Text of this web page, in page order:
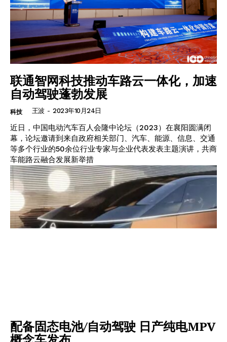
联通智网科技推动车路云一体化，加速
自动驾驶蓬勃发展
科技 王波 - 2023年10月24日
近日，中国电动汽车百人会隆中论坛（2023）在襄阳圆满闭
幕，论坛邀请到来自政府相关部门、汽车、能源、信息、交通
等多个行业的50余位行业专家与企业代表发表主题演讲，共商
车能路云融合发展新举措
配备固态电池/自动驾驶 日产纯电MPV